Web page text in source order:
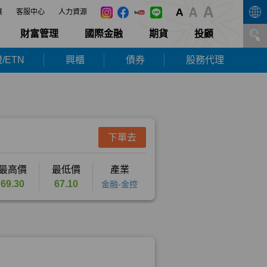
客服中心 人力資源
財富管理 國際金融 期貨 投顧
ETN 興櫃 債券 股務代理